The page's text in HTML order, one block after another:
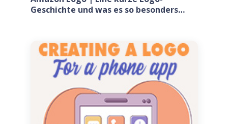
Geschichte und was es so besonders